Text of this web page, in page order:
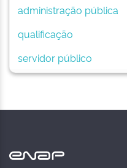
administração pública
qualificação
servidor público